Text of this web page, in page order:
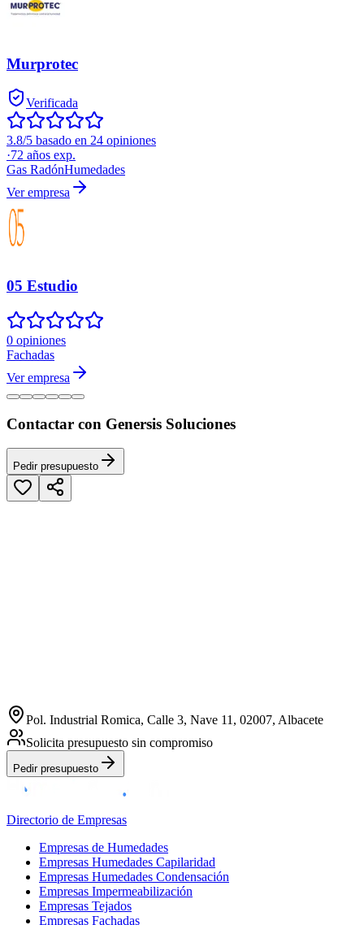
Murprotec
Verificada
3.8/5 basado en 24 opiniones
·72 años exp.
Gas RadónHumedades
Ver empresa
05 Estudio
0 opiniones
Fachadas
Ver empresa
Contactar con Genersis Soluciones
Pedir presupuesto
Pol. Industrial Romica, Calle 3, Nave 11, 02007, Albacete
Solicita presupuesto sin compromiso
Pedir presupuesto
Directorio de Empresas
Empresas de Humedades
Empresas Humedades Capilaridad
Empresas Humedades Condensación
Empresas Impermeabilización
Empresas Tejados
Empresas Fachadas